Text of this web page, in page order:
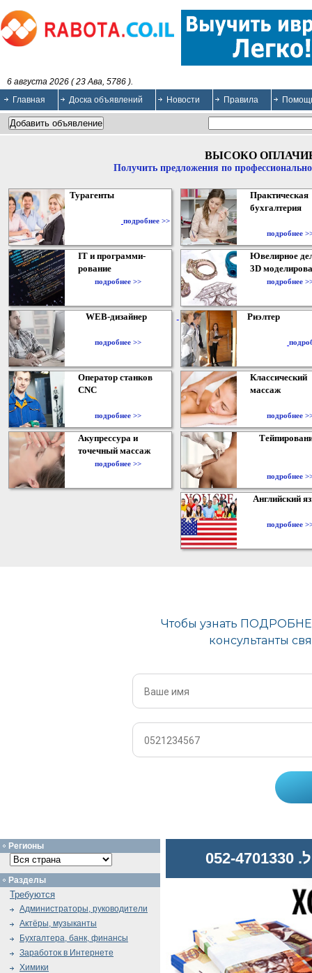
6 августа 2026 ( 23 Ава, 5786 ).
Главная
Доска объявлений Новости Правила
ВЫСОКО
Получить предложения по
Турагенты
подробнее >>
Практическая
бухгалтерия
подробнее
IT и программи-
рование
подробнее >>
Ювелирное
3D
подробнее
WEB-дизайнер
подробнее >>
Риэлтер
Оператор станков
CNC
подробнее >>
Классический
массаж
подробнее
Акупрессура и
точечный массаж
подробнее >>
подробнее
Английский
подробнее
Регионы
Разделы
Требуются
Администраторы, руководители
Актёры, музыканты
Бухгалтера, банк, финансы
Заработок в Интернете
Химики